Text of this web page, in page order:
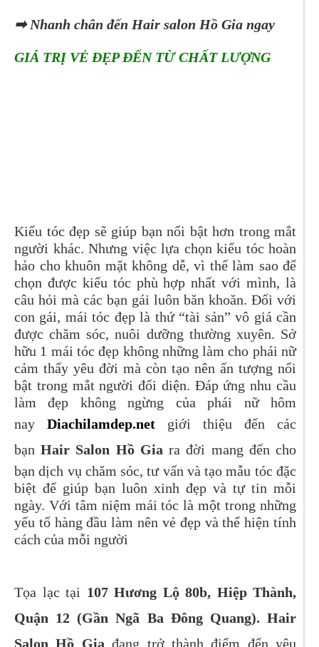
➡ Nhanh chân đến Hair salon Hồ Gia ngay
GIÁ TRỊ VẺ ĐẸP ĐẾN TỪ CHẤT LƯỢNG
Kiểu tóc đẹp sẽ giúp bạn nổi bật hơn trong mắt
người khác. Nhưng việc lựa chọn kiểu tóc hoàn
hảo cho khuôn mặt không dễ, vì thế làm sao để
chọn được kiểu tóc phù hợp nhất với mình, là
câu hỏi mà các bạn gái luôn băn khoăn. Đối với
con gái, mái tóc đẹp là thứ “tài sản” vô giá cần
được chăm sóc, nuôi dưỡng thường xuyên. Sở
hữu 1 mái tóc đẹp không những làm cho phái nữ
cảm thấy yêu đời mà còn tạo nên ấn tượng nổi
bật trong mắt người đối diện. Đáp ứng nhu cầu
làm đẹp không ngừng của phái nữ hôm
nay Diachilamdep.net giới thiệu đến các
bạnHair Salon Hồ Gia ra đời mang đến cho
bạn dịch vụ chăm sóc, tư vấn và tạo mẫu tóc đặc
biệt để giúp bạn luôn xinh đẹp và tự tin mỗi
ngày. Với tâm niệm mái tóc là một trong những
yếu tố hàng đầu làm nên vẻ đẹp và thể hiện tính
cách của mỗi người
Tọa lạc tại 107 Hương Lộ 80b, Hiệp Thành,
Quận 12 (Gần Ngã Ba Đông Quang). Hair
Salon Hồ Giađang trở thành điểm đến yêu